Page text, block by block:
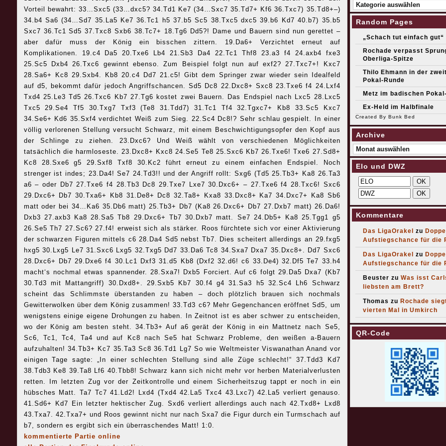
Vorteil bewahrt: 33…Sxc5 (33…dxc5? 34.Td1 Ke7 (34…Sxc7 35.Td7+ Kf6 36.Txc7) 35.Td8+–)
34.b4 Sa6 (34…Sd7 35.La5 Ke7 36.Tc1 h5 37.b5 Sc5 38.Txc5 dxc5 39.b6 Kd7 40.b7) 35.b5
Sxc7 36.Tc1 Sd5 37.Txc8 Sxb6 38.Tc7+ 18.Tg6 Dd5?! Dame und Bauern sind nun gerettet –
aber dafür muss der König ein bisschen zittern. 19.Da6+ Verzichtet erneut auf
Komplikationen. 19.c4 Da5 20.Txe6 Lb4 21.Sb3 Da4 22.Tc1 Thf8 23.a3 f4 24.axb4 fxe3
25.Sc5 Dxb4 26.Txc6 gewinnt ebenso. Zum Beispiel folgt nun auf exf2? 27.Txc7+! Kxc7
28.Sa6+ Kc8 29.Sxb4. Kb8 20.c4 Dd7 21.c5! Gibt dem Springer zwar wieder sein Idealfeld
auf d5, bekommt dafür jedoch Angriffschancen. Sd5 Dc8 22.Dxc8+ Sxc8 23.Txe6 f4 24.Lxf4
Txd4 25.Le3 Td5 26.Txc6 Kb7 27.Tg6 kostet zwei Bauern. Das Endspiel nach Lxc5 28.Lxc5
Txc5 29.Se4 Tf5 30.Txg7 Txf3 (Te8 31.Tdd7) 31.Tc1 Tf4 32.Tgxc7+ Kb8 33.Sc5 Kxc7
34.Se6+ Kd6 35.Sxf4 verdichtet Weiß zum Sieg. 22.Sc4 Dc8!? Sehr schlau gespielt. In einer
völlig verlorenen Stellung versucht Schwarz, mit einem Beschwichtigungsopfer den Kopf aus
der Schlinge zu ziehen. 23.Dxc6? Und Weiß wählt von verschiedenen Möglichkeiten
tatsächlich die harmloseste. 23.Dxc8+ Kxc8 24.Se5 Te8 25.Sxc6 Kb7 26.Txe6! Txe6 27.Sd8+
Kc8 28.Sxe6 g5 29.Sxf8 Txf8 30.Kc2 führt erneut zu einem einfachen Endspiel. Noch
strenger ist indes; 23.Da4! Se7 24.Td3!! und der Angriff rollt: Sxg6 (Td5 25.Tb3+ Ka8 26.Ta3
a6 – oder Db7 27.Txe6 f4 28.Tb3 Dc8 29.Txe7 Lxe7 30.Dxc6+ – 27.Txe6 f4 28.Txc6! Sxc6
29.Dxc6+ Db7 30.Txa6+ Kb8 31.De8+ Dc8 32.Ta8+ Kxa8 33.Dxc8+ Ka7 34.Dxc7+ Ka8 Sb6
matt oder bei 34…Ka6 35.Db6 matt) 25.Tb3+ Db7 (Ka8 26.Dxc6+ Db7 27.Dxb7 matt) 26.Da6!
Dxb3 27.axb3 Ka8 28.Sa5 Tb8 29.Dxc6+ Tb7 30.Dxb7 matt. Se7 24.Db5+ Ka8 25.Tgg1 g5
26.Se5 Th7 27.Sc6? 27.f4! erweist sich als stärker. Roos fürchtete sich vor einer Aktivierung
der schwarzen Figuren mittels c6 28.Da4 Sd5 nebst Tb7. Dies scheitert allerdings an 29.fxg5
hxg5 30.Lxg5 Le7 31.Sxc6 Lxg5 32.Txg5 Dd7 33.Da6 Tc8 34.Sxa7 Dxa7 35.Dxc8+. Dd7 Sxc6
28.Dxc6+ Db7 29.Dxe6 f4 30.Lc1 Dxf3 31.d5 Kb8 (Dxf2 32.d6! c6 33.De4) 32.Df5 Te7 33.h4
macht‘s nochmal etwas spannender. 28.Sxa7! Dxb5 Forciert. Auf c6 folgt 29.Da5 Dxa7 (Kb7
30.Td3 mit Mattangriff) 30.Dxd8+. 29.Sxb5 Kb7 30.f4 g4 31.Sa3 h5 32.Sc4 Lh6 Schwarz
scheint das Schlimmste überstanden zu haben – doch plötzlich brauen sich nochmals
Gewitterwolken über dem König zusammen! 33.Td3 c6? Mehr Gegenchancen eröffnet Sd5, um
wenigstens einige eigene Drohungen zu haben. In Zeitnot ist es aber schwer zu entscheiden,
wo der König am besten steht. 34.Tb3+ Auf a6 gerät der König in ein Mattnetz nach Se5,
Sc6, Tc1, Tc4, Ta4 und auf Kc8 nach Se5 hat Schwarz Probleme, den weißen a-Bauern
aufzuhalten! 34.Tb3+ Kc7 35.Ta3 Sc8 36.Td1 Lg7 So wie Weltmeister Viswanathan Anand vor
einigen Tage sagte: „In einer schlechten Stellung sind alle Züge schlecht!“ 37.Tdd3 Kd7
38.Tdb3 Ke8 39.Ta8 Lf6 40.Tbb8! Schwarz kann sich nicht mehr vor herben Materialverlusten
retten. Im letzten Zug vor der Zeitkontrolle und einem Sicherheitszug tappt er noch in ein
hübsches Matt. Ta7 Tc7 41.Ld2! Lxd4 (Txd4 42.La5 Txc4 43.Lxc7) 42.La5 verliert genauso.
41.Sd6+ Kd7 Ein letzter hektischer Zug. Sxd6 verliert allerdings auch nach 42.Txd8+ Lxd8
43.Txa7. 42.Txa7+ und Roos gewinnt nicht nur nach Sxa7 die Figur durch ein Turmschach auf
b7, sondern es ergibt sich ein überraschendes Matt! 1:0.
kommentierte Partie online
Kategorien
Random Pages
„Schach tut einfach gut“
Rochade verpasst
Oberliga-Spitze
Thilo Ehmann in der
Pokal-Runde
Metz im badischen
Ex-Held im Halbfinale
Created By Bunk Bed
Archive
Archive
Elo und DWZ
Kommentare
Das LigaOrakel zu
Aufstiegschance für die
Das LigaOrakel zu
Aufstiegschance für die
Beuster zu Was isst
liebsten am Brett?
Thomas zu Rochade
vierten Mal in Umkirch
QR-Code